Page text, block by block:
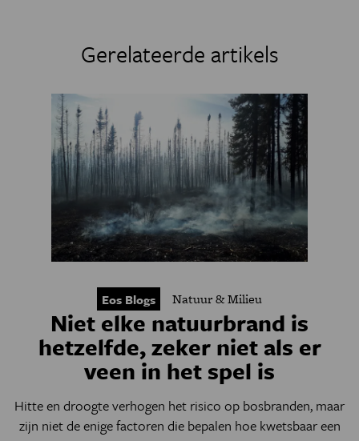
Gerelateerde artikels
Eos Blogs Natuur & Milieu
Niet elke natuurbrand is
hetzelfde, zeker niet als er
veen in het spel is
Hitte en droogte verhogen het risico op bosbranden, maar
zijn niet de enige factoren die bepalen hoe kwetsbaar een